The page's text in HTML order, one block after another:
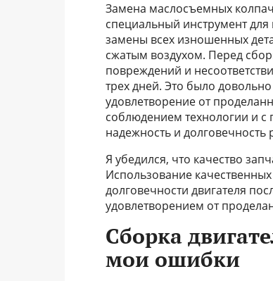
Замена маслосъемных
специальный инструмент
замены всех изношенных
сжатым воздухом. Перед
повреждений и
трех дней. Это было
удовлетворение от
соблюдением технологии и
надежность и долговечность
Я убедился, что качество
Использование
долговечности двигателя
удовлетворением от
Сборка
мои ошибки